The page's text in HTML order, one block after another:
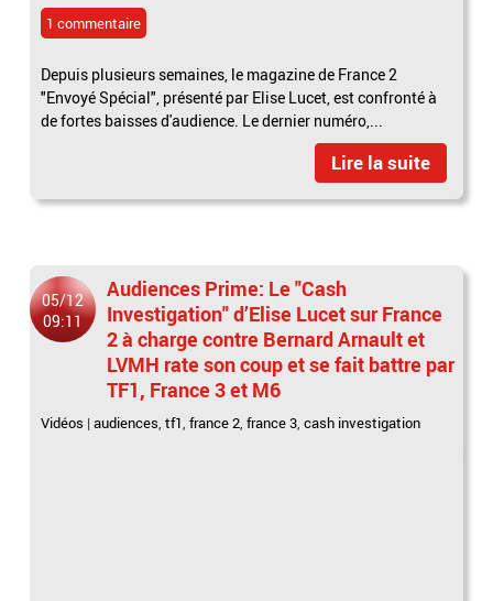
1 commentaire
Depuis plusieurs semaines, le magazine de France 2
"Envoyé Spécial", présenté par Elise Lucet, est confronté à
de fortes baisses d'audience. Le dernier numéro,...
Lire la suite
05/12
09:11
Audiences Prime: Le "Cash
Investigation" d’Elise Lucet sur France
2 à charge contre Bernard Arnault et
LVMH rate son coup et se fait battre par
TF1, France 3 et M6
Vidéos |audiences,tf1,france 2,france 3,cash investigation